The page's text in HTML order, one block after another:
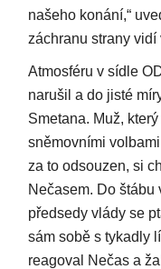
našeho konání,“
záchranu strany
Atmosféru v sídle
narušil a do jisté
Smetana. Muž,
sněmovními
za to odsouzen, si
Nečasem. Do štábu
předsedy vlády se
sám sobě s tykadly
reagoval Nečas a